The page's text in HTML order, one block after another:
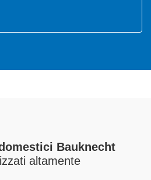
Bauknecht
altamente